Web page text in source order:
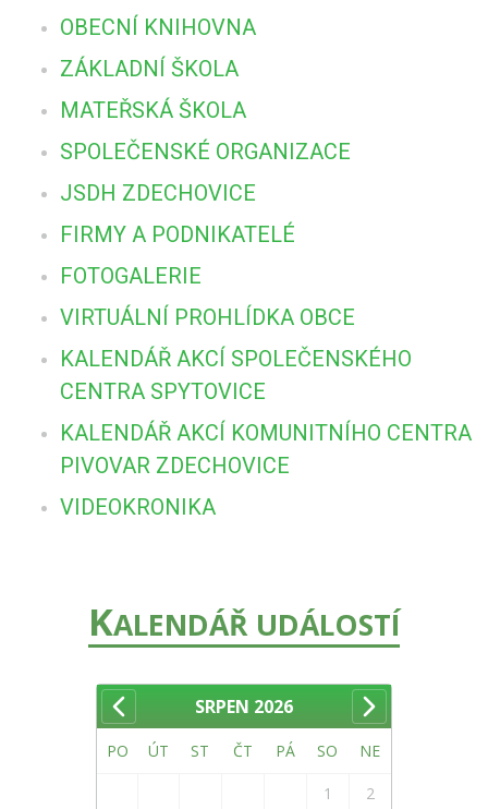
OBECNÍ KNIHOVNA
ZÁKLADNÍ ŠKOLA
MATEŘSKÁ ŠKOLA
SPOLEČENSKÉ ORGANIZACE
JSDH ZDECHOVICE
FIRMY A PODNIKATELÉ
FOTOGALERIE
VIRTUÁLNÍ PROHLÍDKA OBCE
KALENDÁŘ AKCÍ SPOLEČENSKÉHO
CENTRA SPYTOVICE
KALENDÁŘ AKCÍ KOMUNITNÍHO CENTRA
PIVOVAR ZDECHOVICE
VIDEOKRONIKA
KALENDÁŘ UDÁLOSTÍ
SRPEN 2026
PO ÚT ST ČT PÁ SO NE
1
2